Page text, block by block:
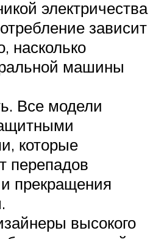
электричества
зависит
насколько
машины
Все модели
которые
перепадов
прекращения
высокого